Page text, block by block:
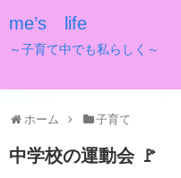
me’s life
～子育て中でも私らしく～
ホーム 子育て
中学校の運動会 🚩